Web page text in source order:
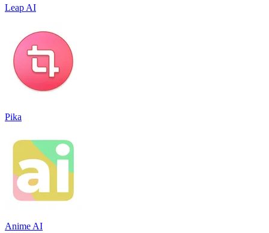
Leap AI
Pika
Anime AI